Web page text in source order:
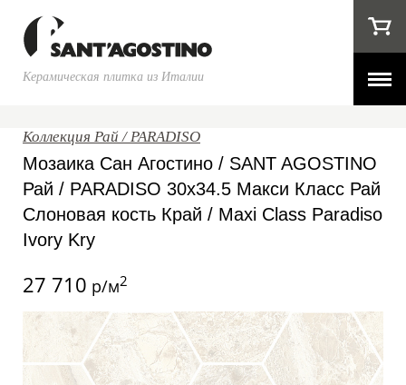
Керамическая плитка из Италии
Коллекция Рай / PARADISO
Мозаика Сан Агостино / SANT AGOSTINO
Рай / PARADISO 30x34.5 Макси Класс Рай
Слоновая кость Край / Maxi Class Paradiso
Ivory Kry
27 710 р/м2